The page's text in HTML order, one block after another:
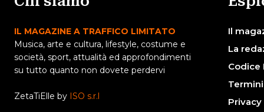
IL MAGAZINE A TRAFFICO LIMITATO
Musica, arte e cultura, lifestyle, costume e
società, sport, attualità ed approfondimenti
su tutto quanto non dovete perdervi
ZetaTiElle by ISO s.r.l
Il
La
Codice